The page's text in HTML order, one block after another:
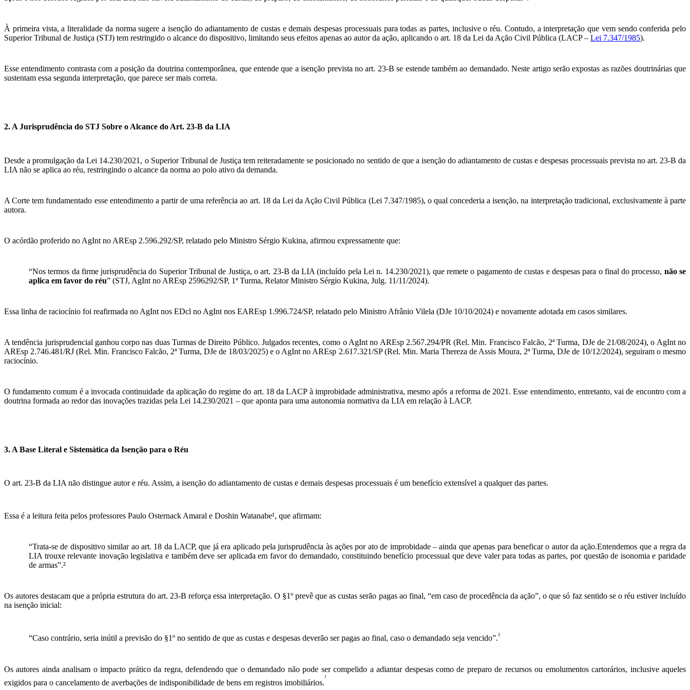
À primeira vista, a literalidade da norma sugere a isenção do adiantamento de custas e demais despesas processuais para todas as partes, inclusive o réu. Contudo, a interpretação que vem sendo conferida pelo
Superior Tribunal de Justiça (STJ) tem restringido o alcance do dispositivo, limitando seus efeitos apenas ao autor da ação, aplicando o art. 18 da Lei da Ação Civil Pública (LACP – Lei 7.347/1985).
Esse entendimento contrasta com a posição da doutrina contemporânea, que entende que a isenção prevista no art. 23-B se estende também ao demandado. Neste artigo serão expostas as razões doutrinárias que
sustentam essa segunda interpretação, que parece ser mais correta.
2. A Jurisprudência do STJ Sobre o Alcance do Art. 23-B da LIA
Desde a promulgação da Lei 14.230/2021, o Superior Tribunal de Justiça tem reiteradamente se posicionado no sentido de que a isenção do adiantamento de custas e despesas processuais prevista no art. 23-B da
LIA não se aplica ao réu, restringindo o alcance da norma ao polo ativo da demanda.
A Corte tem fundamentado esse entendimento a partir de uma referência ao art. 18 da Lei da Ação Civil Pública (Lei 7.347/1985), o qual concederia a isenção, na interpretação tradicional, exclusivamente à parte
autora.
O acórdão proferido no AgInt no AREsp 2.596.292/SP, relatado pelo Ministro Sérgio Kukina, afirmou expressamente que:
“Nos termos da firme jurisprudência do Superior Tribunal de Justiça, o art. 23-B da LIA (incluído pela Lei n. 14.230/2021), que remete o pagamento de custas e despesas para o final do processo, não se
aplica em favor do réu” (STJ, AgInt no AREsp 2596292/SP, 1ª Turma, Relator Ministro Sérgio Kukina, Julg. 11/11/2024).
Essa linha de raciocínio foi reafirmada no AgInt nos EDcl no AgInt nos EAREsp 1.996.724/SP, relatado pelo Ministro Afrânio Vilela (DJe 10/10/2024) e novamente adotada em casos similares.
A tendência jurisprudencial ganhou corpo nas duas Turmas de Direito Público. Julgados recentes, como o AgInt no AREsp 2.567.294/PR (Rel. Min. Francisco Falcão, 2ª Turma, DJe de 21/08/2024), o AgInt no
AREsp 2.746.481/RJ (Rel. Min. Francisco Falcão, 2ª Turma, DJe de 18/03/2025) e o AgInt no AREsp 2.617.321/SP (Rel. Min. Maria Thereza de Assis Moura, 2ª Turma, DJe de 10/12/2024), seguiram o mesmo
raciocínio.
O fundamento comum é a invocada continuidade da aplicação do regime do art. 18 da LACP à improbidade administrativa, mesmo após a reforma de 2021. Esse entendimento, entretanto, vai de encontro com a
doutrina formada ao redor das inovações trazidas pela Lei 14.230/2021 – que aponta para uma autonomia normativa da LIA em relação à LACP.
3. A Base Literal e Sistemática da Isenção para o Réu
O art. 23-B da LIA não distingue autor e réu. Assim, a isenção do adiantamento de custas e demais despesas processuais é um benefício extensível a qualquer das partes.
Essa é a leitura feita pelos professores Paulo Osternack Amaral e Doshin Watanabe¹, que afirmam:
“Trata-se de dispositivo similar ao art. 18 da LACP, que já era aplicado pela jurisprudência às ações por ato de improbidade – ainda que apenas para beneficar o autor da ação.Entendemos que a regra da
LIA trouxe relevante inovação legislativa e também deve ser aplicada em favor do demandado, constituindo benefício processual que deve valer para todas as partes, por questão de isonomia e paridade
de armas”.²
Os autores destacam que a própria estrutura do art. 23-B reforça essa interpretação. O §1º prevê que as custas serão pagas ao final, “em caso de procedência da ação”, o que só faz sentido se o réu estiver incluído
na isenção inicial:
“Caso contrário, seria inútil a previsão do §1º no sentido de que as custas e despesas deverão ser pagas ao final, caso o demandado seja vencido”.²
Os autores ainda analisam o impacto prático da regra, defendendo que o demandado não pode ser compelido a adiantar despesas como de preparo de recursos ou emolumentos cartorários, inclusive aqueles
exigidos para o cancelamento de averbações de indisponibilidade de bens em registros imobiliários.
²